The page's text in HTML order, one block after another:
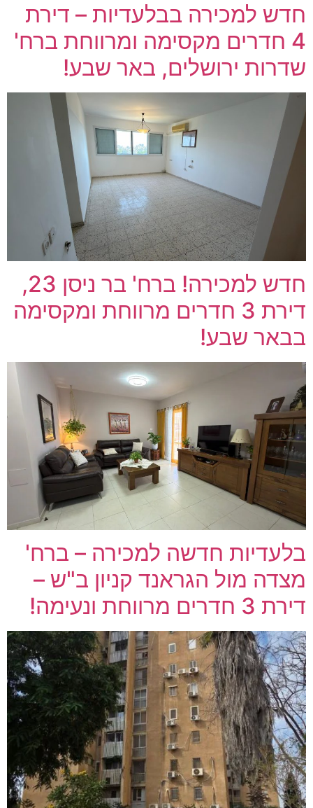
חדש למכירה בבלעדיות – דירת
4 חדרים מקסימה ומרווחת ברח'
שדרות ירושלים, באר שבע!
חדש למכירה! ברח' בר ניסן 23,
דירת 3 חדרים מרווחת ומקסימה
בבאר שבע!
בלעדיות חדשה למכירה – ברח'
מצדה מול הגראנד קניון ב"ש –
דירת 3 חדרים מרווחת ונעימה!